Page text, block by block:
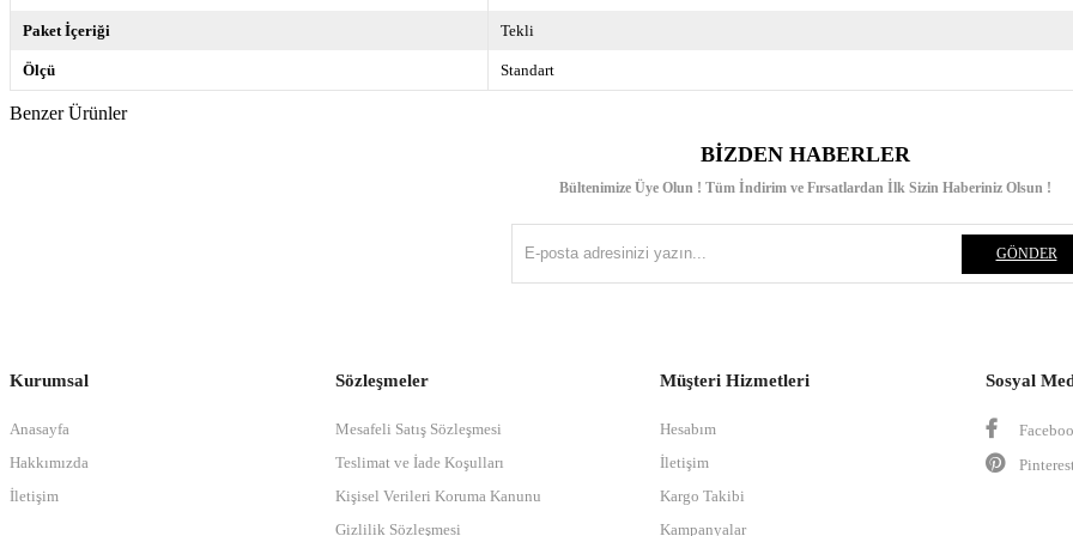
Paket İçeriği Tekli
Ölçü Standart
Benzer Ürünler
BIZDEN HABERLER
Bültenimize Üye Olun ! Tüm İndirim ve Fırsatlardan İlk Sizin Haberiniz Olsun !
GÖNDER
Kurumsal
Anasayfa
Hakkımızda
İletişim
Sözleşmeler
Mesafeli Satış Sözleşmesi
Teslimat ve İade Koşulları
Kişisel Verileri Koruma Kanunu
Gizlilik Sözleşmesi
Müşteri Hizmetleri
Hesabım
İletişim
Kargo Takibi
Kampanyalar
Sosyal
Pinterest